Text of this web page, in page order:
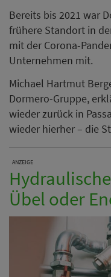
Bereits bis 2021 war
frühere Standort in
mit der Corona-
Unternehmen mit.
Michael Hartmut
Dormero-Gruppe,
wieder zurück in
wieder hierher – die
ANZEIGE
Übel oder